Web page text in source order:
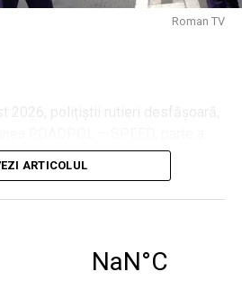
Roman TV
al Organizației Europene a
ca scop prevenirea accidentelor de
nerespectării regimului legal
pentru măsurarea vitezei de
ARTICOLUL